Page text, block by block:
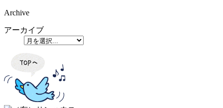
Archive
アーカイブ